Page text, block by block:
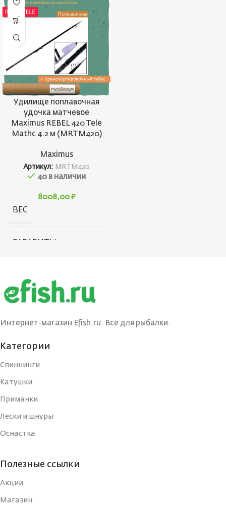
Удилище поплавочная
удочка матчевое
Maximus REBEL 420 Tele
Mathc 4.2 м (MRTM420)
Maximus
Артикул: MRTM420
40 в наличии
8008,00 ₽
ВЕС
ГАБАРИТЫ
УДИЛИЩА
РАБОЧАЯ ДЛИНА (СМ)
ВЕС УДИЛИЩА
КОЛИЧЕСТВО КОЛЕЦ
Интернет-магазин Efish.ru. Все для рыбалки.
Категории
Спиннинги
Катушки
Приманки
Лески и шнуры
Оснастка
Полезные ссылки
Акции
Магазин